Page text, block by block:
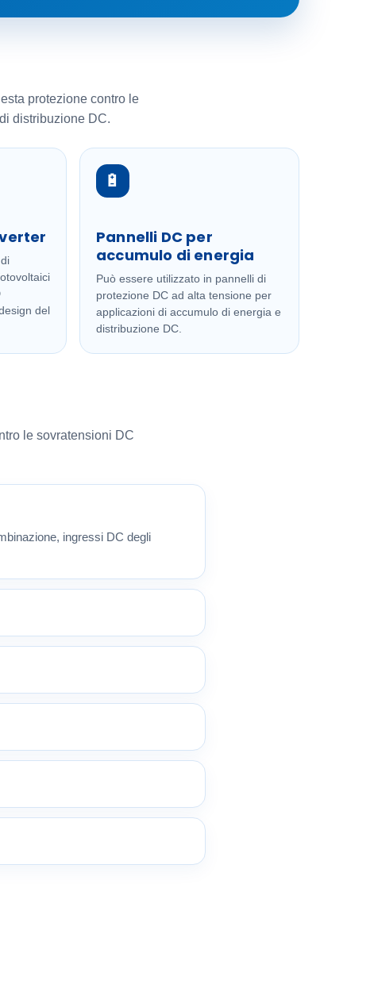
protezione contro le
distribuzione DC.
del
🔋
Pannelli DC per
accumulo di energia
Può essere utilizzato in pannelli di
protezione DC ad alta tensione per
applicazioni di accumulo di energia e
distribuzione DC.
le sovratensioni DC
ingressi DC degli